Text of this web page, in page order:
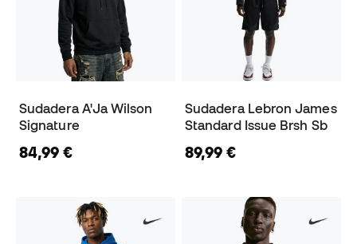
Sudadera A'Ja Wilson
Signature
84,99 €
Sudadera Lebron James
Standard Issue Brsh Sb
89,99 €